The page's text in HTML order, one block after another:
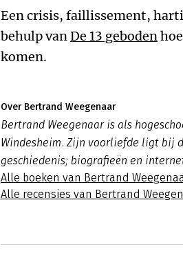
Een crisis, faillissement,
behulp vanDe 13 geboden
komen.
Over Bertrand Weegenaar
Bertrand Weegenaar is als
Windesheim. Zijn voorliefde ligt bij
geschiedenis; biografieën en
Alle boeken van Bertrand
Alle recensies van Bertrand